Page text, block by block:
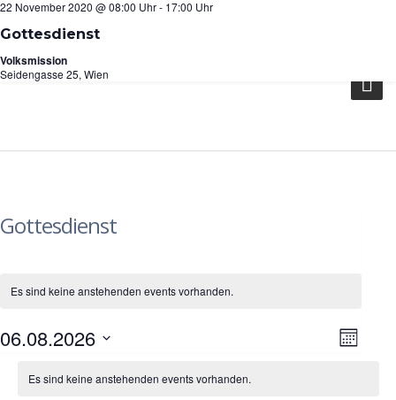
Seidengasse 25, 1070 Wien
Gottesdienst
Es sind keine anstehenden events vorhanden.
Monat
06.08.2026
wählen.Kalender
Es sind keine anstehenden events vorhanden.
6 Dezember 2020 @ 10:00 Uhr-23:30 Uhr
Gottesdienst
Volksmission
Seidengasse 25, Wien
29 November 2020 @ 10:00 Uhr- 23:30 Uhr
Gottesdienst
Volksmission
Seidengasse 25, Wien
22 November 2020 @ 08:00 Uhr- 17:00 Uhr
Gottesdienst
Volksmission
Seidengasse 25, Wien